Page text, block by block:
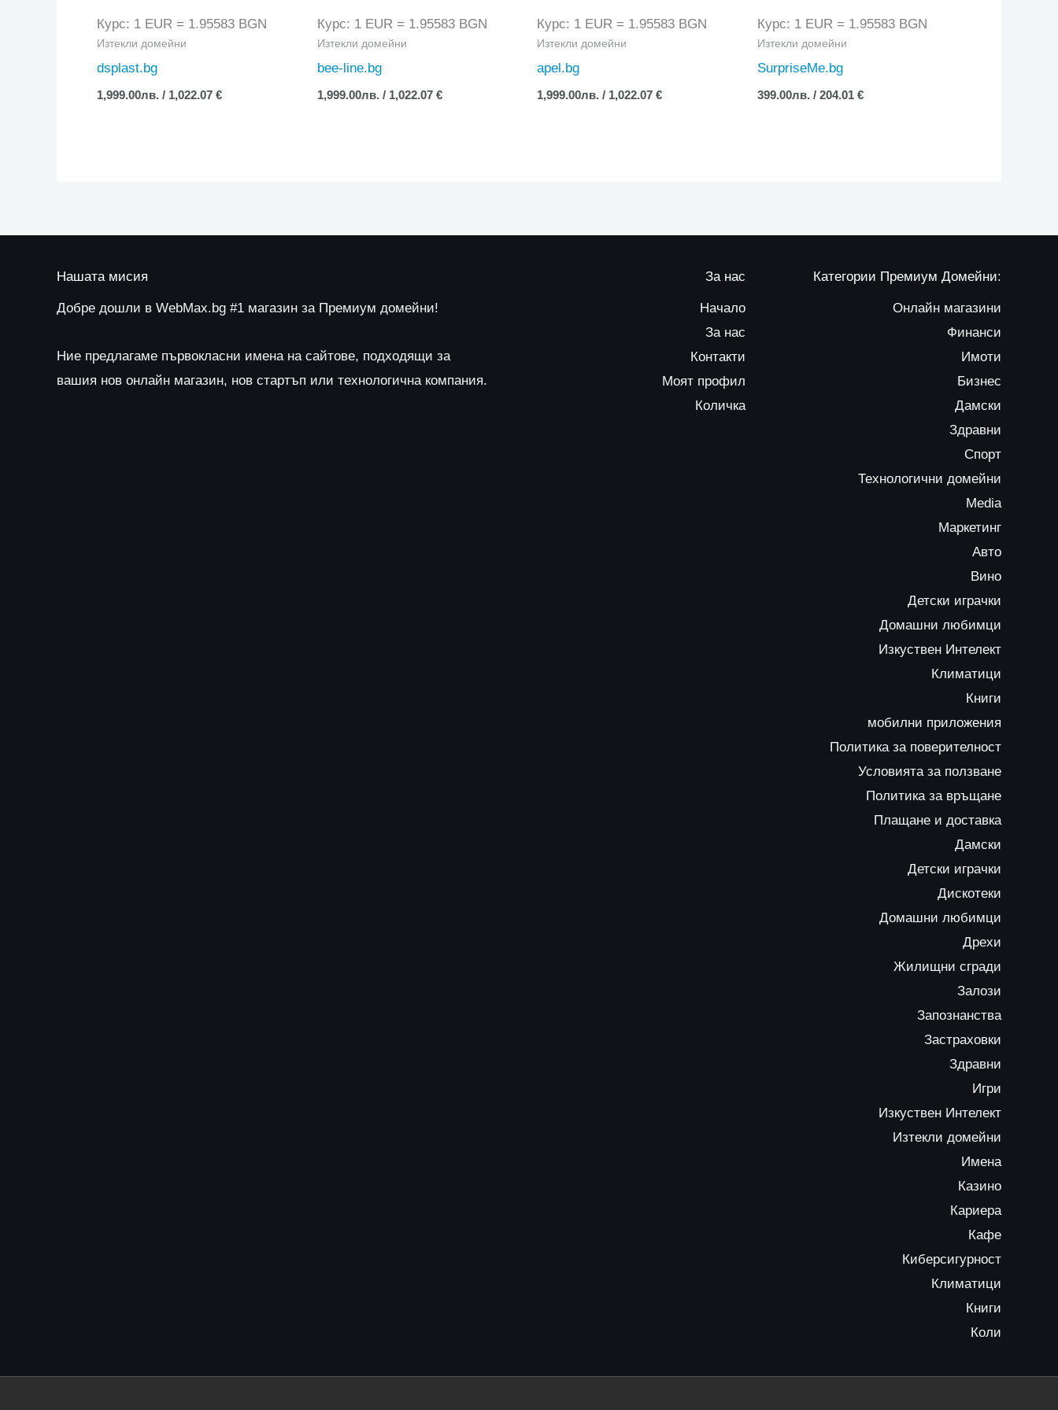
Курс: 1 EUR = 1.95583 BGN
Изтекли домейни
dsplast.bg
1,999.00лв. / 1,022.07 €
Курс: 1 EUR = 1.95583 BGN
Изтекли домейни
bee-line.bg
1,999.00лв./ 1,022.07 €
Курс: 1 EUR = 1.95583 BGN
Изтекли домейни
apel.bg
1,999.00лв. / 1,022.07 €
Курс: 1 EUR = 1.95583 BGN
Изтекли домейни
SurpriseMe.bg
399.00лв./ 204.01 €
Нашата мисия
Добре дошли в WebMax.bg #1 магазин за Премиум домейни!
Ние предлагаме първокласни имена на сайтове, подходящи за
вашия нов онлайн магазин, нов стартъп или технологична компания.
За нас
Начало
За нас
Контакти
Моят профил
Количка
Категории Премиум Домейни:
Онлайн магазини
Финанси
Имоти
Бизнес
Дамски
Здравни
Спорт
Технологични домейни
Media
Маркетинг
Авто
Вино
Детски играчки
Домашни любимци
Изкуствен Интелект
Климатици
Книги
мобилни приложения
Политика за поверителност
Условията за ползване
Политика за връщане
Плащане и доставка
Дамски
Детски играчки
Дискотеки
Домашни любимци
Дрехи
Жилищни сгради
Залози
Запознанства
Застраховки
Здравни
Игри
Изкуствен Интелект
Изтекли домейни
Имена
Казино
Кариера
Кафе
Киберсигурност
Климатици
Книги
Коли